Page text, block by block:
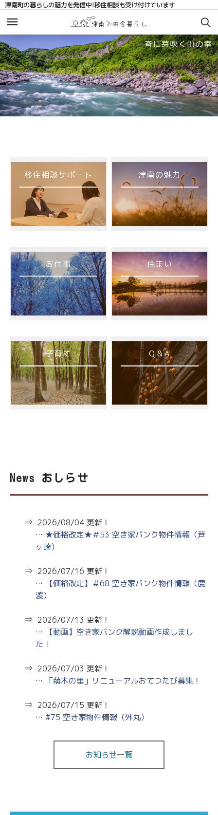
津南町の暮らしの魅力を発信中!移住相談も受け付けています
お知らせ
サポート・相談
移住相談サポート
補助金
お問い合わせ
ブログ
地域おこし協力隊活動キロク
津南の魅力
アクセス
仕事
住まい
子育て
お知らせ
サポート・相談
移住相談サポート
補助金
お問い合わせ
ブログ
地域おこし協力隊活動キロク
津南の魅力
アクセス
仕事
住まい
子育て
移住相談サポート 津南の魅力
お仕事 住まい
子育て Q & A
News おしらせ
2026/08/04 更新！
… ★価格改定★＃53 空き家バンク物件情報（芦
ヶ崎）
2026/07/16 更新！
…
【価格改定】＃68 空き家バンク物件情報（鹿
渡）
2026/07/13 更新！
…
【動画】空き家バンク解説動画作成しまし
た！
2026/07/03 更新！
…
「萌木の里」リニューアルおてつたび募集！
2026/07/15 更新！
… #75 空き家物件情報（外丸）
お知らせ一覧